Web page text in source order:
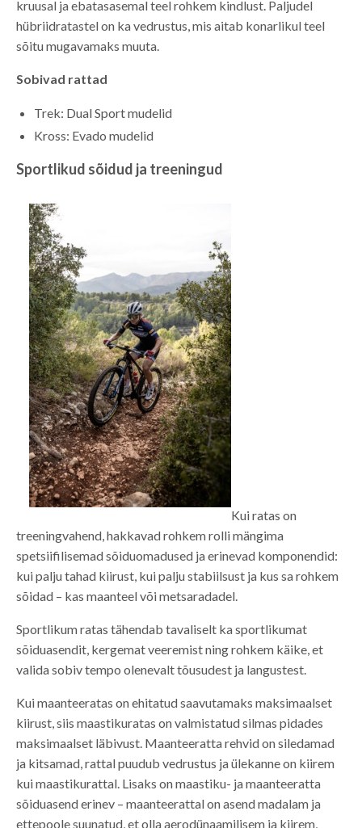
kruusal ja ebatasasemal teel rohkem kindlust. Paljudel
hübriidratastel on ka vedrustus, mis aitab konarlikul teel
sõitu mugavamaks muuta.
Sobivad rattad
Trek: Dual Sport mudelid
Kross: Evado mudelid
Sportlikud sõidud ja treeningud
Kui ratas on
treeningvahend, hakkavad rohkem rolli mängima
spetsiifilisemad sõiduomadused ja erinevad komponendid:
kui palju tahad kiirust, kui palju stabiilsust ja kus sa rohkem
sõidad – kas maanteel või metsaradadel.
Sportlikum ratas tähendab tavaliselt ka sportlikumat
sõiduasendit, kergemat veeremist ning rohkem käike, et
valida sobiv tempo olenevalt tõusudest ja langustest.
Kui maanteeratas on ehitatud saavutamaks maksimaalset
kiirust, siis maastikuratas on valmistatud silmas pidades
maksimaalset läbivust. Maanteeratta rehvid on siledamad
ja kitsamad, rattal puudub vedrustus ja ülekanne on kiirem
kui maastikurattal. Lisaks on maastiku- ja maanteeratta
sõiduasend erinev – maanteerattal on asend madalam ja
ettepoole suunatud, et olla aerodünaamilisem ja kiirem,